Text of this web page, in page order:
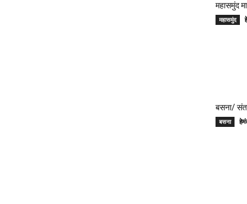
महासमुंद
महासमुंद
बसना/
बसना